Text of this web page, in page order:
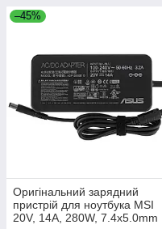
–45%
Оригінальний зарядний
пристрій для ноутбука MSI
20V, 14A, 280W, 7.4x5.0mm